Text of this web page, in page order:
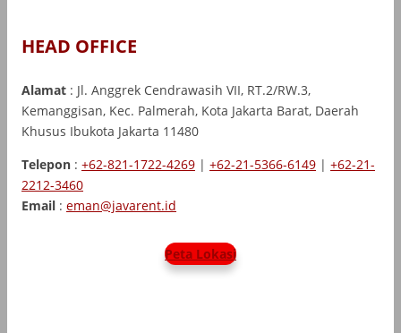
HEAD OFFICE
Alamat : Jl. Anggrek Cendrawasih VII, RT.2/RW.3,
Kemanggisan, Kec. Palmerah, Kota Jakarta Barat, Daerah
Khusus Ibukota Jakarta 11480
Telepon : +62-821-1722-4269 | +62-21-5366-6149 | +62-21-
2212-3460
Email : eman@javarent.id
Peta Lokasi